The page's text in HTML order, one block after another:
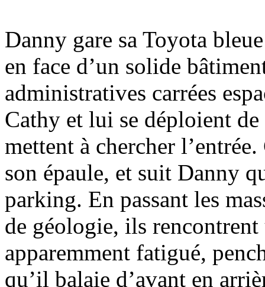
Danny gare sa Toyota
en face d’un solide
administratives carrées
Cathy et lui se déploient
mettent à chercher
son épaule, et suit Danny
parking. En passant les
de géologie, ils
apparemment fatigué,
qu’il balaie d’avant en